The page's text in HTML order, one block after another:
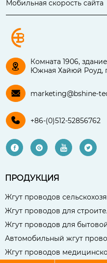
Мобильная скорость сайта

Комната 1906,
Южная Хайюй Роуд,
 marketing@bshine-
 +86-(0)512-52856762
   
ПРОДУКЦИЯ
Жгут проводов
Жгут проводов для
Жгут проводов для
Автомобильный жгут
Жгут проводов